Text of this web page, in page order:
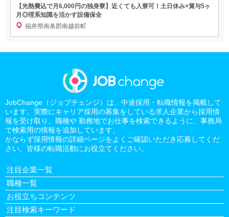
【光熱費込で月6,000円の独身寮】近くても入寮可！土日休み×賞与5ヶ
月◎理系知識を活かす設備保全
福井県南条郡南越前町
JobChange（ジョブチェンジ）は、中途採用・転職情報を掲載して
います。実際にキャリア採用の募集をしている求人企業から採用情
報を受け取り、職種や 勤務地でお仕事を検索できるように、事務局
で検索用の情報を追加しています。
かならず採用情報の詳細ページをよくご確認いただき応募してくだ
さい。皆様の転職活動にお役立てください。
注目企業一覧
職種一覧
お役立ちコンテンツ
注目検索キーワード